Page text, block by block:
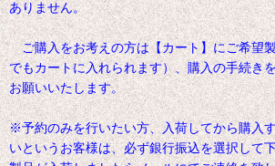
ありません。
ご購入をお考えの方は【カート】にご希望
でもカートに入れられます）、購入の手続き
お願いいたし
※予約のみを行いたい方、入荷してから購入
いというお客様は、必ず銀行振込を選択して